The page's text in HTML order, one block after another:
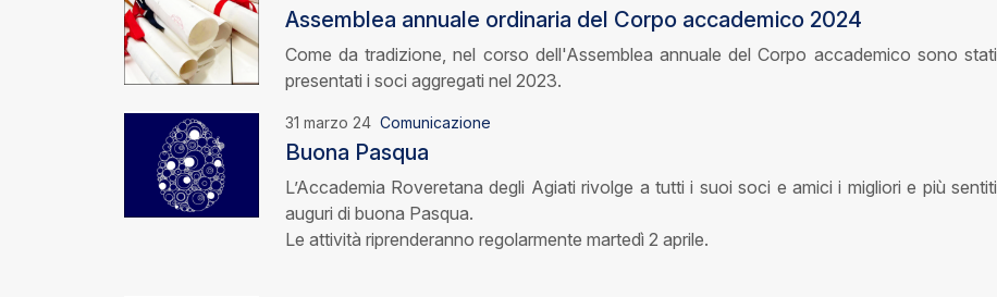
Assemblea annuale ordinaria del Corpo accademico 2024
Come da tradizione, nel corso dell'Assemblea annuale del Corpo accademico sono stati
presentati i soci aggregati nel 2023.
31 marzo 24 Comunicazione
Buona Pasqua
L’Accademia Roveretana degli Agiati rivolge a tutti i suoi soci e amici i migliori e più sentiti
auguri di buona Pasqua.
Le attività riprenderanno regolarmente martedì 2 aprile.